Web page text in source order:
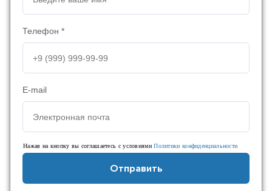
Телефон *
E-mail
Нажав на кнопку вы соглашаетесь с условиямиПолитики конфиденциальности
Отправить